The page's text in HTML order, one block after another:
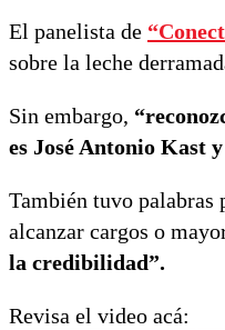
El panelista de
sobre la leche
Sin embargo,
es José Antonio Kast
También tuvo palabras
alcanzar cargos o
la credibilidad”.
Revisa el video acá: